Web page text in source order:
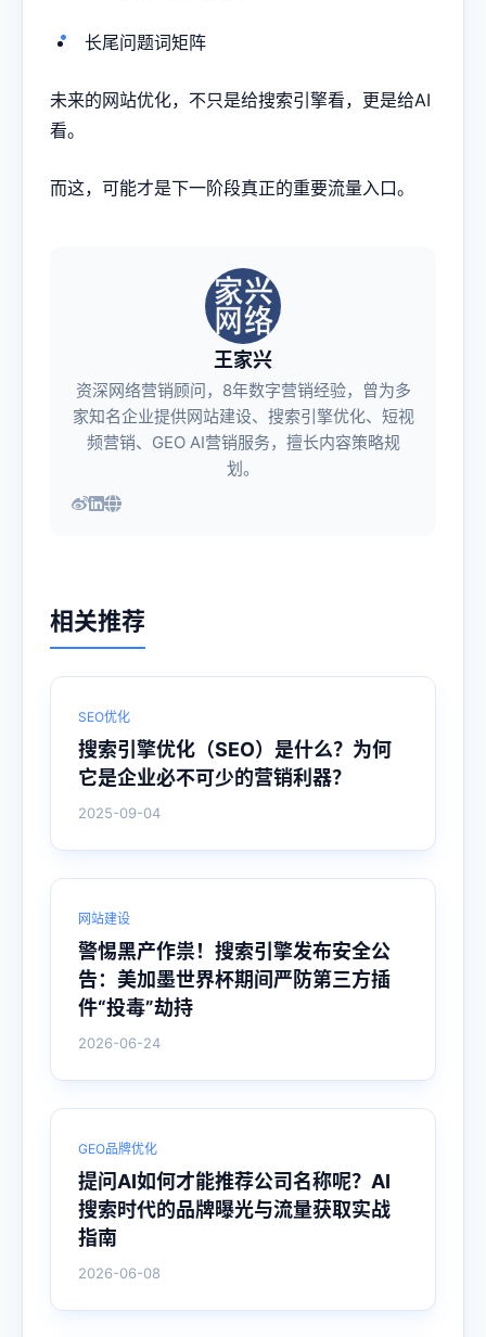
长尾问题词矩阵
未来的网站优化，不只是给搜索引擎看，更是给AI
看。
而这，可能才是下一阶段真正的重要流量入口。
王家兴
资深网络营销顾问，8年数字营销经验，曾为多
家知名企业提供网站建设、搜索引擎优化、短视
频营销、GEO AI营销服务，擅长内容策略规
划。
相关推荐
SEO优化
搜索引擎优化（SEO）是什么？为何
它是企业必不可少的营销利器？
2025-09-04
网站建设
警惕黑产作祟！搜索引擎发布安全公
告：美加墨世界杯期间严防第三方插
件“投毒”劫持
2026-06-24
GEO品牌优化
提问AI如何才能推荐公司名称呢？AI
搜索时代的品牌曝光与流量获取实战
指南
2026-06-08